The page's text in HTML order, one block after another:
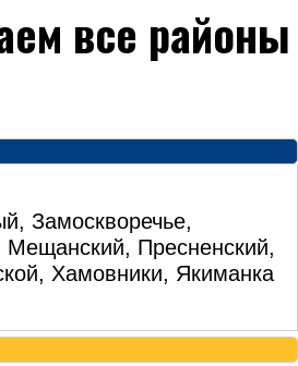
все районы
Замоскворечье,
Мещанский, Пресненский,
Хамовники, Якиманка